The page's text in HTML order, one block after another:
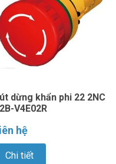
dừng khẩn phi 22 2NC
V4E02R
hệ
Chi tiết